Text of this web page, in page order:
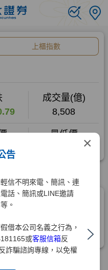
×
告
信不明來電、簡訊、連
話、簡訊或LINE邀請
。
借本公司名義之行為，
或客服信箱反
詐騙諮詢專線，以免權